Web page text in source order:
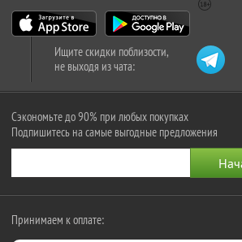
Ищите скидки поблизости,
не выходя из чата:
Сэкономьте до 90% при любых покупках
Подпишитесь на самые выгодные предложения
Принимаем к оплате: